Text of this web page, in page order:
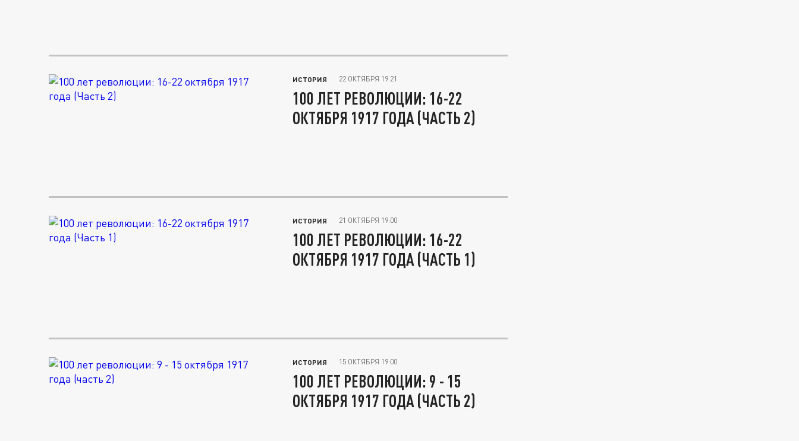
ИСТОРИЯ 22 ОКТЯБРЯ 19:21
100 ЛЕТ РЕВОЛЮЦИИ: 16-22
ОКТЯБРЯ 1917 ГОДА (ЧАСТЬ 2)
ИСТОРИЯ 21 ОКТЯБРЯ 19:00
100 ЛЕТ РЕВОЛЮЦИИ: 16-22
ОКТЯБРЯ 1917 ГОДА (ЧАСТЬ 1)
ИСТОРИЯ 15 ОКТЯБРЯ 19:00
100 ЛЕТ РЕВОЛЮЦИИ: 9 - 15
ОКТЯБРЯ 1917 ГОДА (ЧАСТЬ 2)